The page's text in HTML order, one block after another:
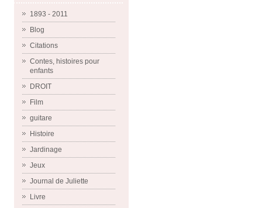
1893 - 2011
Blog
Citations
Contes, histoires pour
enfants
DROIT
Film
guitare
Histoire
Jardinage
Jeux
Journal de Juliette
Livre